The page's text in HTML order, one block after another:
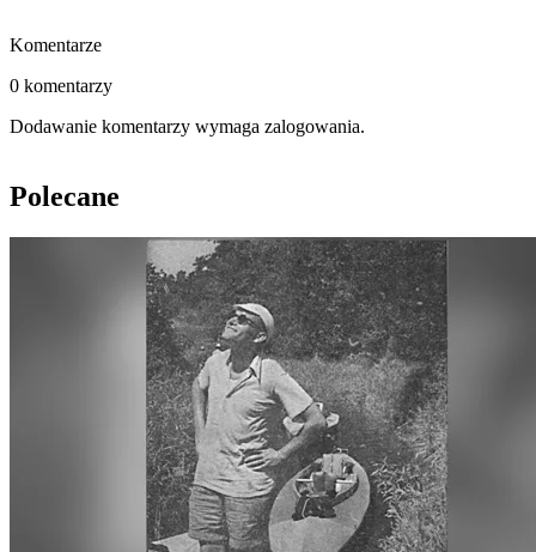
Komentarze
0 komentarzy
Dodawanie komentarzy wymaga zalogowania.
Polecane